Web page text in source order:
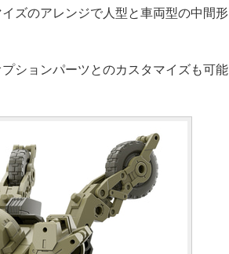
ズのアレンジで人型と車両型の中間形
ションパーツとのカスタマイズも可能